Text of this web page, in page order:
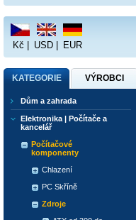
Kč USD EUR
KATEGORIE VÝROBCI
Dům a zahrada
Elektronika | Počítače a
kancelář
Počítačové
komponenty
Chlazení
PC Skříně
Zdroje